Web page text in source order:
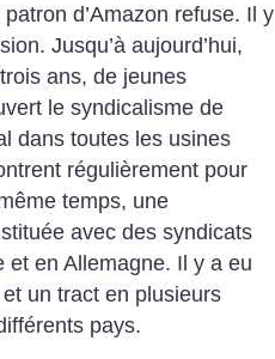
d’Amazon refuse. Il y
Jusqu’à aujourd’hui,
ans, de jeunes
le syndicalisme de
dans toutes les usines
régulièrement pour
temps, une
avec des syndicats
et en Allemagne. Il y a eu
un tract en plusieurs
pays.